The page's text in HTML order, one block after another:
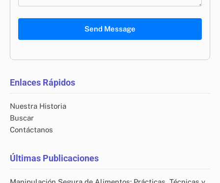
Send Message
Enlaces Rápidos
Nuestra Historia
Buscar
Contáctanos
Últimas Publicaciones